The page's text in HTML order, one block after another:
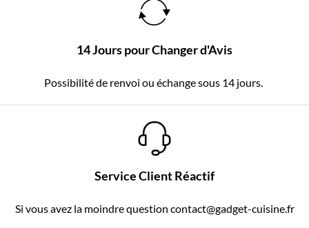
14 Jours pour Changer d'Avis
Possibilité de renvoi ou échange sous 14 jours.
Service Client Réactif
Si vous avez la moindre question contact@gadget-cuisine.fr